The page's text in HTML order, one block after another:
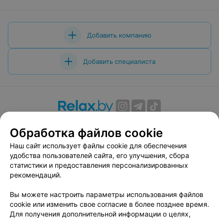
Добавить компанию
Добавить специалиста
Вакансии
Публичный договор
Способы оплаты
Публичный договор по использованию сервиса
«Афиша»
Пользовательское соглашение
Связаться по вопросам сотрудничества
Написать руководителю relax.by
Обработка файлов cookie
Наш сайт использует файлы cookie для обеспечения
удобства пользователей сайта, его улучшения, сбора
статистики и предоставления персонализированных
рекомендаций.
Вы можете настроить параметры использования файлов
cookie или изменить свое согласие в более позднее время.
Для получения дополнительной информации о целях,